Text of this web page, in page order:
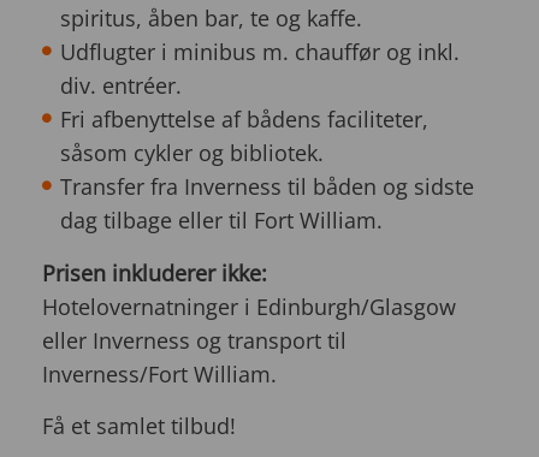
spiritus, åben bar, te og kaffe.
Udflugter i minibus m. chauffør og inkl.
div. entréer.
Fri afbenyttelse af bådens faciliteter,
såsom cykler og bibliotek.
Transfer fra Inverness til båden og sidste
dag tilbage eller til Fort William.
Prisen inkluderer ikke:
Hotelovernatninger i Edinburgh/Glasgow
eller Inverness og transport til
Inverness/Fort William.
Få et samlet tilbud!